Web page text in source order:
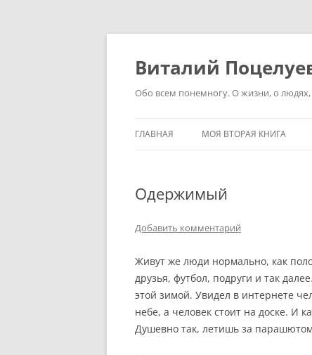
Перейти
Виталий
Обо всем понемногу. О жизни, о
ГЛАВНАЯ МОЯ ВТОРАЯ КНИГА
Одержимый
Добавить комментарий
Живут же люди нормально, как
друзья, футбол, подруги и так
этой зимой. Увидел в интернете
небе, а человек стоит на доске. И
Душевно так, летишь за